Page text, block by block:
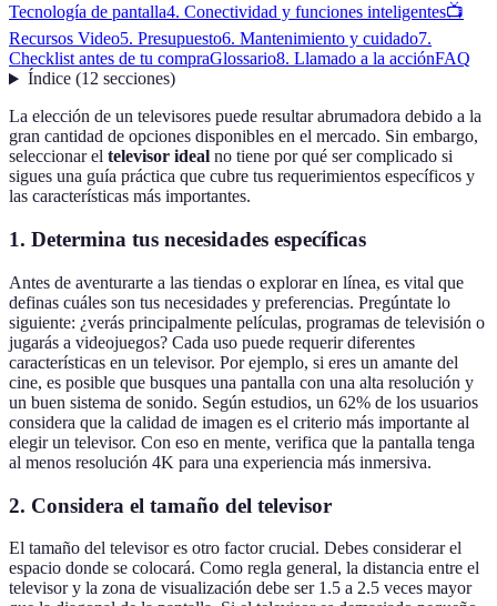
Tecnología de pantalla4. Conectividad y funciones inteligentes📺
Recursos Video5. Presupuesto6. Mantenimiento y cuidado7.
Checklist antes de tu compraGlossario8. Llamado a la acciónFAQ
Índice(12 secciones)
La elección de un televisores puede resultar abrumadora debido a la
gran cantidad de opciones disponibles en el mercado. Sin embargo,
seleccionar el televisor ideal no tiene por qué ser complicado si
sigues una guía práctica que cubre tus requerimientos específicos y
las características más importantes.
1. Determina tus necesidades específicas
Antes de aventurarte a las tiendas o explorar en línea, es vital que
definas cuáles son tus necesidades y preferencias. Pregúntate lo
siguiente: ¿verás principalmente películas, programas de televisión o
jugarás a videojuegos? Cada uso puede requerir diferentes
características en un televisor. Por ejemplo, si eres un amante del
cine, es posible que busques una pantalla con una alta resolución y
un buen sistema de sonido. Según estudios, un 62% de los usuarios
considera que la calidad de imagen es el criterio más importante al
elegir un televisor. Con eso en mente, verifica que la pantalla tenga
al menos resolución 4K para una experiencia más inmersiva.
2. Considera el tamaño del televisor
El tamaño del televisor es otro factor crucial. Debes considerar el
espacio donde se colocará. Como regla general, la distancia entre el
televisor y la zona de visualización debe ser 1.5 a 2.5 veces mayor